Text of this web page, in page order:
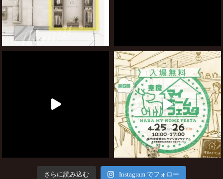
さらに読み込む Instagram でフォロー